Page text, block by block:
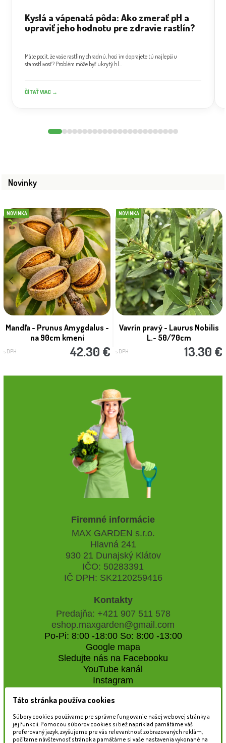
Kyslá a vápenatá pôda: Ako zmerať pH a
upraviť jeho hodnotu pre zdravie rastlín?
Máte pocit, že vaše rastliny chradnú, hoci im doprajete tú najlepšiu
starostlivosť? Problém môže byť ukrytý hl...
ČÍTAŤ VIAC →
Novinky
NOVINKA
Mandľa - Prunus Amygdalus -
na 90cm kmeni
s DPH 42.30 €
NOVINKA
Vavrín pravý - Laurus Nobilis
L.- 50/70cm
s DPH 13.30 €
Firemné informácie
MAX GARDEN s.r.o.
Hlavná 241
930 21 Dunajský Klátov
IČO: 50283391
IČ DPH: SK2120259416
Kontakty
Predajňa: +421 907 511 578
eshop.maxgarden@gmail.com
Po-Pi: 8:00 -18:00 So: 8:00 -13:00
Google mapa
Sledujte nás na Facebooku
YouTube kanál
Instagram
Naše záhradné centrum
Táto stránka používa cookies
Súbory cookies používame pre správne fungovanie našej webovej stránky a
jej funkcií. Pomocou súborov cookies si tiež napríklad pamätáme váš
preferovaný jazyk, zvyšujeme pre vás relevantnosť zobrazovaných reklám,
počítame návštevnosť stránok a pamätáme si vaše nastavenia vykonané na